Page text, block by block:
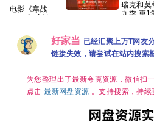
电影《寒战
1994》高清免
费完整版百度网
盘资源链接
4K臻彩 白鹿/丞
磊[中国大陆]
[爱情/古装] [单
集约1.3GB]
瑞克和莫
九季 更1集
好家当 已经汇聚上万T网友
链接失效，请尝试在站内搜索
为您整理出了最新夸克资源，微信扫
点击最新网盘资源 。支持搜索，持